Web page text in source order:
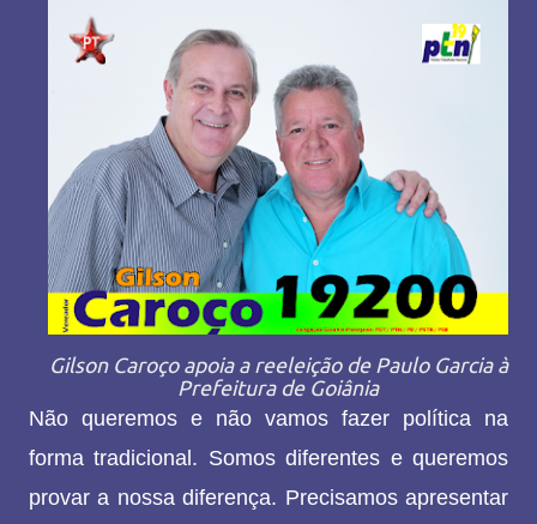
Gilson Caroço apoia a reeleição de Paulo Garcia à
Prefeitura de Goiânia
Não queremos e não vamos fazer política na
forma tradicional. Somos diferentes e queremos
provar a nossa diferença. Precisamos apresentar